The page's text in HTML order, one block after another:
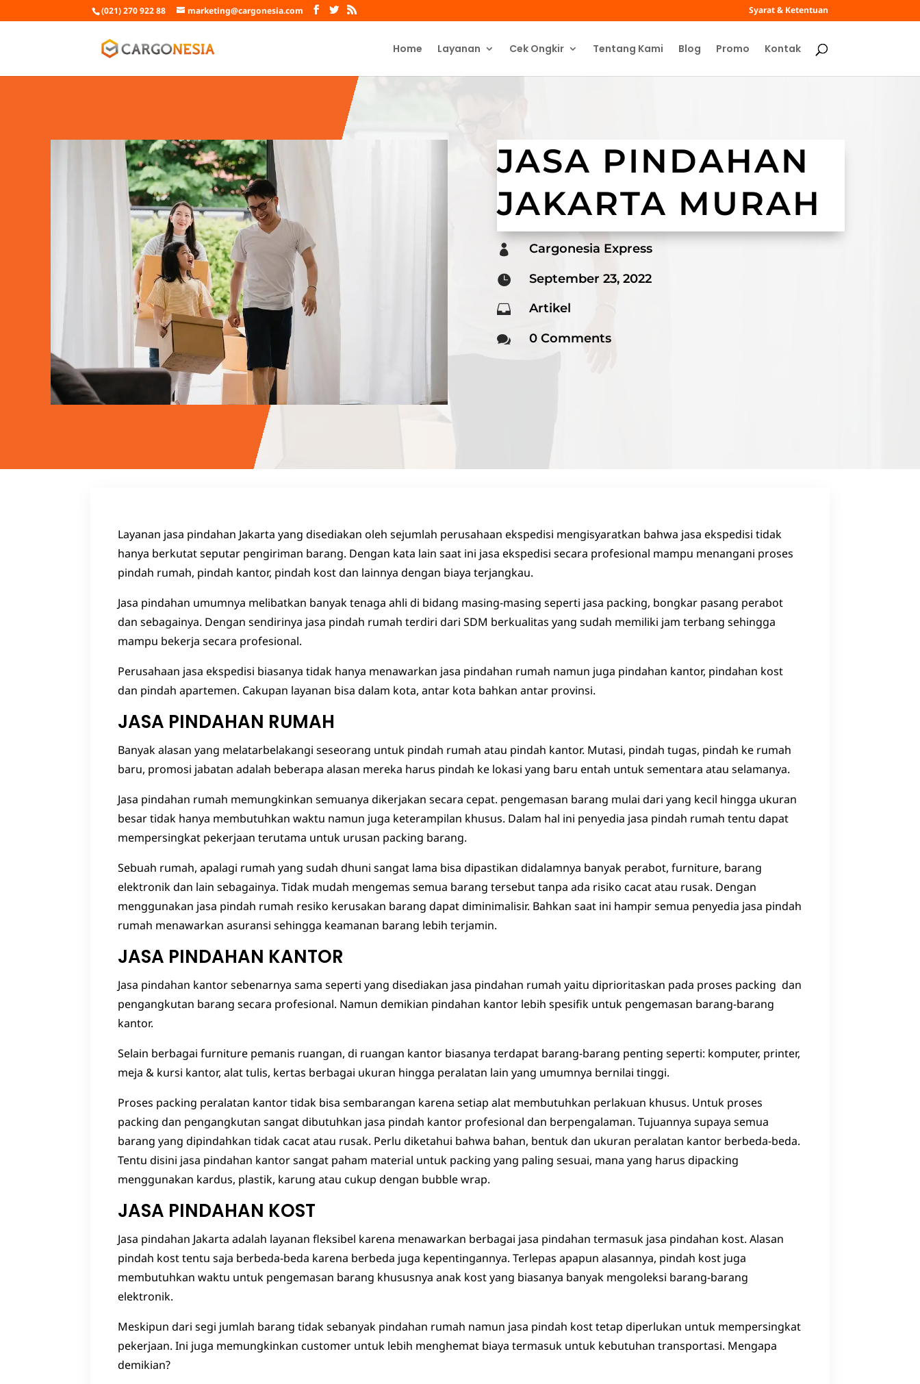
(021) 270 922 88 marketing@cargonesia.com Syarat & Ketentuan
Home Layanan Cek Ongkir Tentang Kami Blog Promo Kontak
JASA PINDAHAN
JAKARTA MURAH
 Cargonesia Express
 September 23, 2022
 Artikel
 0 Comments
Layanan jasa pindahan Jakarta yang disediakan oleh sejumlah perusahaan ekspedisi mengisyaratkan bahwa jasa ekspedisi tidak
hanya berkutat seputar pengiriman barang. Dengan kata lain saat ini jasa ekspedisi secara profesional mampu menangani proses
pindah rumah, pindah kantor, pindah kost dan lainnya dengan biaya terjangkau.
Jasa pindahan umumnya melibatkan banyak tenaga ahli di bidang masing-masing seperti jasa packing, bongkar pasang perabot
dan sebagainya. Dengan sendirinya jasa pindah rumah terdiri dari SDM berkualitas yang sudah memiliki jam terbang sehingga
mampu bekerja secara profesional.
Perusahaan jasa ekspedisi biasanya tidak hanya menawarkan jasa pindahan rumah namun juga pindahan kantor, pindahan kost
dan pindah apartemen. Cakupan layanan bisa dalam kota, antar kota bahkan antar provinsi.
JASA PINDAHAN RUMAH
Banyak alasan yang melatarbelakangi seseorang untuk pindah rumah atau pindah kantor. Mutasi, pindah tugas, pindah ke rumah
baru, promosi jabatan adalah beberapa alasan mereka harus pindah ke lokasi yang baru entah untuk sementara atau selamanya.
Jasa pindahan rumah memungkinkan semuanya dikerjakan secara cepat. pengemasan barang mulai dari yang kecil hingga ukuran
besar tidak hanya membutuhkan waktu namun juga keterampilan khusus. Dalam hal ini penyedia jasa pindah rumah tentu dapat
mempersingkat pekerjaan terutama untuk urusan packing barang.
Sebuah rumah, apalagi rumah yang sudah dhuni sangat lama bisa dipastikan didalamnya banyak perabot, furniture, barang
elektronik dan lain sebagainya. Tidak mudah mengemas semua barang tersebut tanpa ada risiko cacat atau rusak. Dengan
menggunakan jasa pindah rumah resiko kerusakan barang dapat diminimalisir. Bahkan saat ini hampir semua penyedia jasa pindah
rumah menawarkan asuransi sehingga keamanan barang lebih terjamin.
JASA PINDAHAN KANTOR
Jasa pindahan kantor sebenarnya sama seperti yang disediakan jasa pindahan rumah yaitu diprioritaskan pada proses packing dan
pengangkutan barang secara profesional. Namun demikian pindahan kantor lebih spesifik untuk pengemasan barang-barang
kantor.
Selain berbagai furniture pemanis ruangan, di ruangan kantor biasanya terdapat barang-barang penting seperti: komputer, printer,
meja & kursi kantor, alat tulis, kertas berbagai ukuran hingga peralatan lain yang umumnya bernilai tinggi.
Proses packing peralatan kantor tidak bisa sembarangan karena setiap alat membutuhkan perlakuan khusus. Untuk proses
packing dan pengangkutan sangat dibutuhkan jasa pindah kantor profesional dan berpengalaman. Tujuannya supaya semua
barang yang dipindahkan tidak cacat atau rusak. Perlu diketahui bahwa bahan, bentuk dan ukuran peralatan kantor berbeda-beda.
Tentu disini jasa pindahan kantor sangat paham material untuk packing yang paling sesuai, mana yang harus dipacking
menggunakan kardus, plastik, karung atau cukup dengan bubble wrap.
JASA PINDAHAN KOST
Jasa pindahan Jakarta adalah layanan fleksibel karena menawarkan berbagai jasa pindahan termasuk jasa pindahan kost. Alasan
pindah kost tentu saja berbeda-beda karena berbeda juga kepentingannya. Terlepas apapun alasannya, pindah kost juga
membutuhkan waktu untuk pengemasan barang khususnya anak kost yang biasanya banyak mengoleksi barang-barang
elektronik.
Meskipun dari segi jumlah barang tidak sebanyak pindahan rumah namun jasa pindah kost tetap diperlukan untuk mempersingkat
pekerjaan. Ini juga memungkinkan customer untuk lebih menghemat biaya termasuk untuk kebutuhan transportasi. Mengapa
demikian?